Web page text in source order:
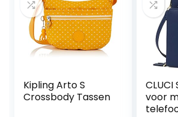
Kipling Arto S
Crossbody Tassen
voor